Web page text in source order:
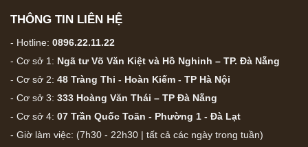
THÔNG TIN LIÊN HỆ
- Hotline: 0896.22.11.22
- Cơ sở 1: Ngã tư Võ Văn Kiệt và Hồ Nghinh – TP. Đà Nẵng
- Cơ sở 2: 48 Tràng Thi - Hoàn Kiếm - TP Hà Nội
- Cơ sở 3: 333 Hoàng Văn Thái – TP Đà Nẵng
- Cơ sở 4: 07 Trần Quốc Toãn - Phường 1 - Đà Lạt
- Giờ làm việc: (7h30 - 22h30 | tất cả các ngày trong tuần)